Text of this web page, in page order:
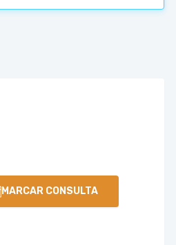
MARCAR CONSULTA